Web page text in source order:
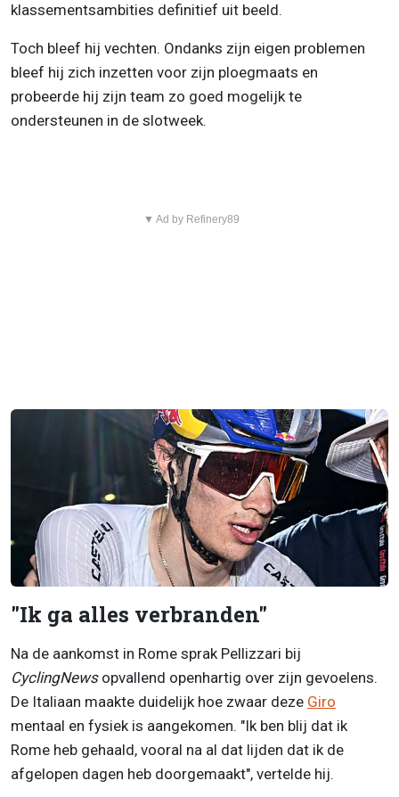
klassementsambities definitief uit beeld.
Toch bleef hij vechten. Ondanks zijn eigen problemen
bleef hij zich inzetten voor zijn ploegmaats en
probeerde hij zijn team zo goed mogelijk te
ondersteunen in de slotweek.
▼ Ad by Refinery89
"Ik ga alles verbranden"
Na de aankomst in Rome sprak Pellizzari bij
CyclingNewsopvallend openhartig over zijn gevoelens.
De Italiaan maakte duidelijk hoe zwaar deze Giro
mentaal en fysiek is aangekomen. "Ik ben blij dat ik
Rome heb gehaald, vooral na al dat lijden dat ik de
afgelopen dagen heb doorgemaakt", vertelde hij.